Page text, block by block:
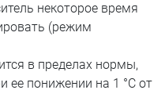
некоторое время
(режим
в пределах нормы,
ее понижении на 1 °C от